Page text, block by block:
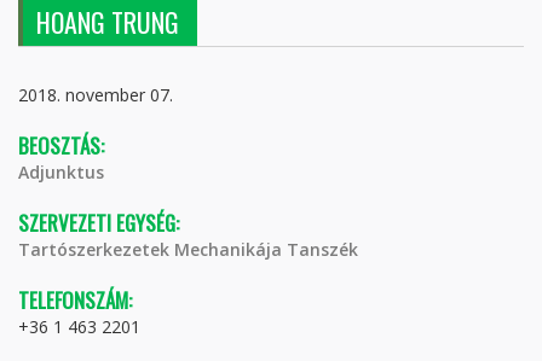
HOANG TRUNG
2018. november 07.
BEOSZTÁS:
Adjunktus
SZERVEZETI EGYSÉG:
Tartószerkezetek Mechanikája Tanszék
TELEFONSZÁM:
+36 1 463 2201